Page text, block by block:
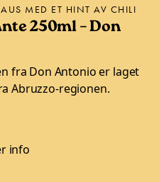
MED ET HINT AV CHILI
250ml – Don
fra Don Antonio er laget
Abruzzo-regionen.
info